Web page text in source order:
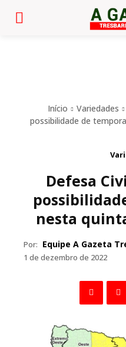
Início Variedades
possibilidade de
Defesa
nesta
Por: Equipe A Gazeta
1 de dezembro de 2022